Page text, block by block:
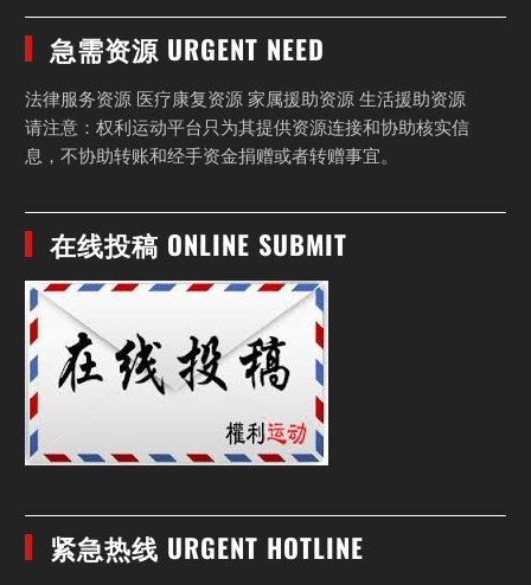
急需资源 URGENT NEED
法律服务资源 医疗康复资源 家属援助资源 生活援助资源
请注意：权利运动平台只为其提供资源连接和协助核实信
息，不协助转账和经手资金捐赠或者转赠事宜。
在线投稿 ONLINE SUBMIT
紧急热线 URGENT HOTLINE